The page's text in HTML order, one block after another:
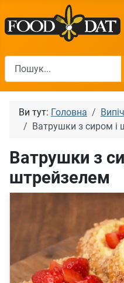
Пошук
Ви тут: Головна
Ватрушки з сиром і
Ватрушки з
штрейзелем